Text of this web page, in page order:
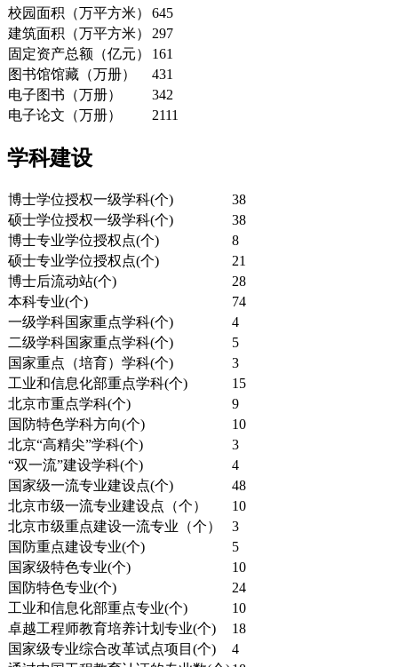
校园面积（万平方米）
645
建筑面积（万平方米）
297
固定资产总额（亿元）
161
图书馆馆藏（万册）
431
电子图书（万册）
342
电子论文（万册）
2111
学科建设
博士学位授权一级学科(个)
38
硕士学位授权一级学科(个)
38
博士专业学位授权点(个)
8
硕士专业学位授权点(个)
21
博士后流动站(个)
28
本科专业(个)
74
一级学科国家重点学科(个)
4
二级学科国家重点学科(个)
5
国家重点（培育）学科(个)
3
工业和信息化部重点学科(个)
15
北京市重点学科(个)
9
国防特色学科方向(个)
10
北京“高精尖”学科(个)
3
“双一流”建设学科(个)
4
国家级一流专业建设点(个)
48
北京市级一流专业建设点（个）
10
北京市级重点建设一流专业（个）
3
国防重点建设专业(个)
5
国家级特色专业(个)
10
国防特色专业(个)
24
工业和信息化部重点专业(个)
10
卓越工程师教育培养计划专业(个)
18
国家级专业综合改革试点项目(个)
4